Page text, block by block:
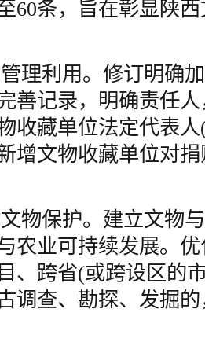
60条，旨在彰显陕
理利用。修订明确
善记录，明确责任
收藏单位法定代表
增文物收藏单位对
物保护。建立文物
农业可持续发展。
、跨省(或跨设区的
调查、勘探、发掘